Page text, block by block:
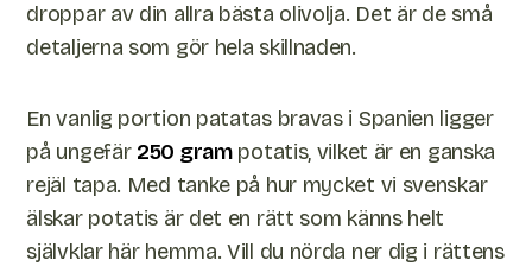
droppar av din allra bästa olivolja. Det är de små
detaljerna som gör hela skillnaden.
En vanlig portion patatas bravas i Spanien ligger
på ungefär 250 grampotatis, vilket är en ganska
rejäl tapa. Med tanke på hur mycket vi svenskar
älskar potatis är det en rätt som känns helt
självklar här hemma. Vill du nörda ner dig i rättens